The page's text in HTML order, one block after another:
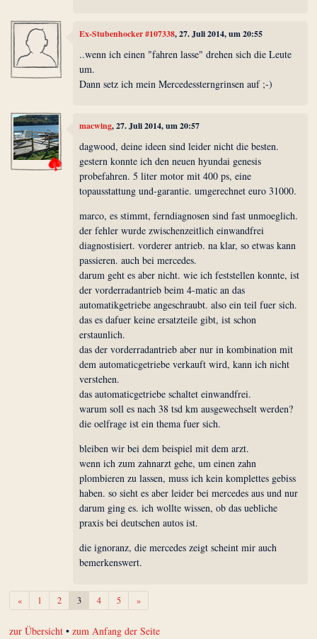
Ex-Stubenhocker #107338, 27. Juli 2014, um 20:55
..wenn ich einen "fahren lasse" drehen sich die Leute
um.
Dann setz ich mein Mercedessterngrinsen auf ;-)
macwing, 27. Juli 2014, um 20:57
dagwood, deine ideen sind leider nicht die besten.
gestern konnte ich den neuen hyundai genesis
probefahren. 5 liter motor mit 400 ps, eine
topausstattung und-garantie. umgerechnet euro 31000.
marco, es stimmt, ferndiagnosen sind fast unmoeglich.
der fehler wurde zwischenzeitlich einwandfrei
diagnostisiert. vorderer antrieb. na klar, so etwas kann
passieren. auch bei mercedes.
darum geht es aber nicht. wie ich feststellen konnte, ist
der vorderradantrieb beim 4-matic an das
automatikgetriebe angeschraubt. also ein teil fuer sich.
das es dafuer keine ersatzteile gibt, ist schon
erstaunlich.
das der vorderradantrieb aber nur in kombination mit
dem automaticgetriebe verkauft wird, kann ich nicht
verstehen.
das automaticgetriebe schaltet einwandfrei.
warum soll es nach 38 tsd km ausgewechselt werden?
die oelfrage ist ein thema fuer sich.
bleiben wir bei dem beispiel mit dem arzt.
wenn ich zum zahnarzt gehe, um einen zahn
plombieren zu lassen, muss ich kein komplettes gebiss
haben. so sieht es aber leider bei mercedes aus und nur
darum ging es. ich wollte wissen, ob das uebliche
praxis bei deutschen autos ist.
die ignoranz, die mercedes zeigt scheint mir auch
bemerkenswert.
«Zurück1 2 3 4 5 »Weiter
zur Übersicht •zum Anfang der Seite